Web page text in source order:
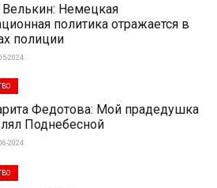
Немецкая
политика отражается в
полиции
2024
Федотова: Мой прадедушка
Поднебесной
2024